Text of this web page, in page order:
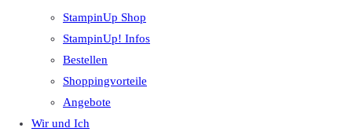
StampinUp Shop
StampinUp! Infos
Bestellen
Shoppingvorteile
Angebote
Wir und Ich